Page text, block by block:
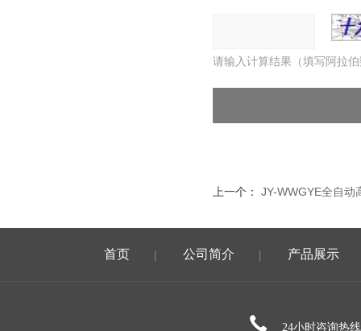
请输入计算结果（填写阿拉
上一个： JY-WWGYE全自动
首页 公司简介 产品展示
24小时咨询热